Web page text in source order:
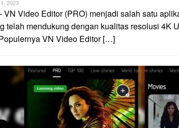
2023
VN Video Editor (PRO) menjadi salah satu
telah mendukung dengan kualitas resolusi 4K
VN Video Editor […]